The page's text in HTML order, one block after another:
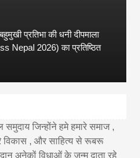
प्रतिभा की धनी दीपमाला
Nepal 2026) का प्रतिष्ठित
समुदाय जिन्होंने हमे हमारे समाज ,
विकास , और साहित्य से रूबरू
अनेकों विधाओं के जन्म दाता रहे